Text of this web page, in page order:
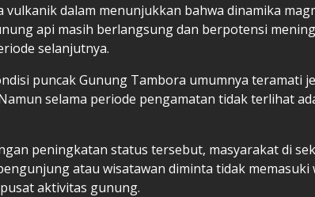
vulkanik dalam menunjukkan bahwa dinamika
api masih berlangsung dan berpotensi
selanjutnya.
puncak Gunung Tambora umumnya teramati
selama periode pengamatan tidak terlihat
peningkatan status tersebut, masyarakat di
atau wisatawan diminta tidak memasuki
aktivitas gunung.